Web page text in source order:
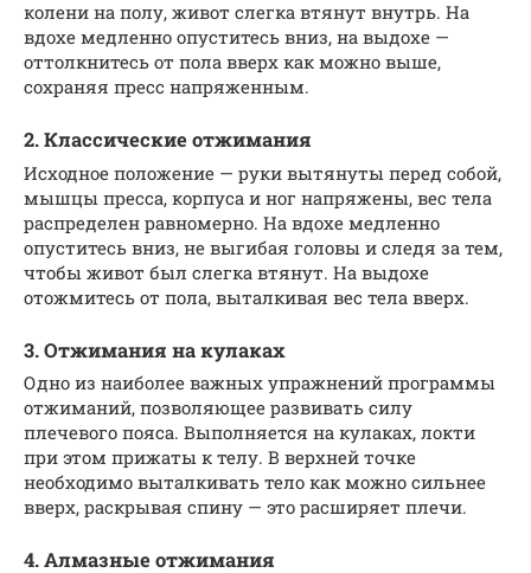
колени на полу, живот слегка втянут внутрь. На
вдохе медленно опуститесь вниз, на выдохе —
оттолкнитесь от пола вверх как можно выше,
сохраняя пресс напряженным.
2. Классические отжимания
Исходное положение — руки вытянуты перед собой,
мышцы пресса, корпуса и ног напряжены, вес тела
распределен равномерно. На вдохе медленно
опуститесь вниз, не выгибая головы и следя за тем,
чтобы живот был слегка втянут. На выдохе
отожмитесь от пола, выталкивая вес тела вверх.
3. Отжимания на кулаках
Одно из наиболее важных упражнений программы
отжиманий, позволяющее развивать силу
плечевого пояса. Выполняется на кулаках, локти
при этом прижаты к телу. В верхней точке
необходимо выталкивать тело как можно сильнее
вверх, раскрывая спину — это расширяет плечи.
4. Алмазные отжимания